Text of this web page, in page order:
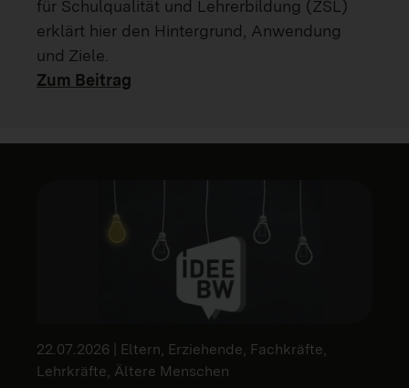
für Schulqualität und Lehrerbildung (ZSL)
erklärt hier den Hintergrund, Anwendung
und Ziele.
Zum Beitrag
22.07.2026 | Eltern, Erziehende, Fachkräfte,
Lehrkräfte, Ältere Menschen